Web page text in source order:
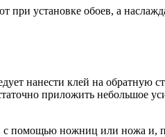
при установке обоев, а
нанести клей на обратную
приложить небольшое
с помощью ножниц или ножа и,